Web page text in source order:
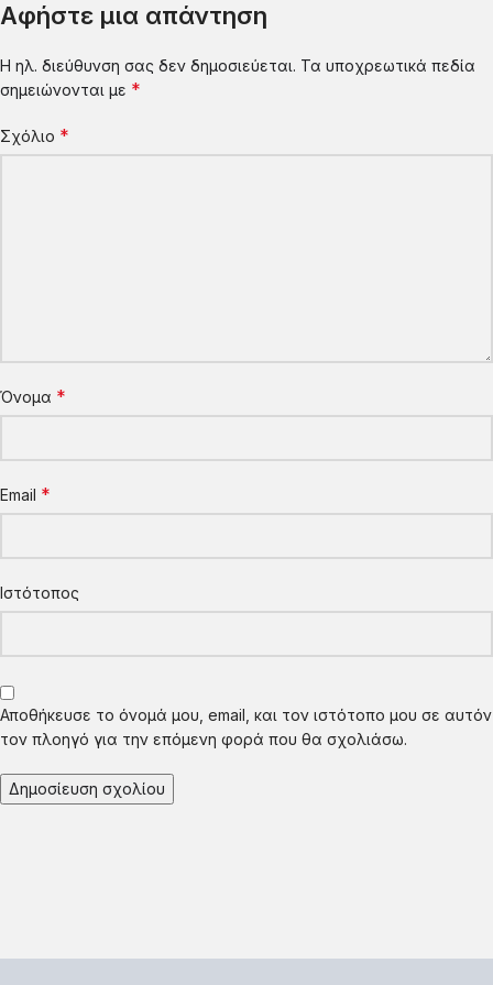
Αφήστε μια απάντηση
Η ηλ. διεύθυνση σας δεν δημοσιεύεται. Τα υποχρεωτικά πεδία
σημειώνονται με *
Σχόλιο *
Όνομα *
Email *
Ιστότοπος
Αποθήκευσε το όνομά μου, email, και τον ιστότοπο μου σε αυτόν
τον πλοηγό για την επόμενη φορά που θα σχολιάσω.